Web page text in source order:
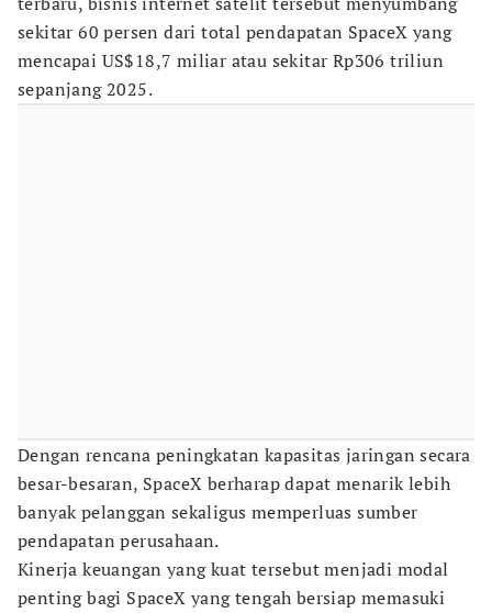
sekitar 60 persen dari total pendapatan SpaceX yang
mencapai US$18,7 miliar atau sekitar Rp306 triliun
sepanjang 2025.
Dengan rencana peningkatan kapasitas jaringan secara
besar-besaran, SpaceX berharap dapat menarik lebih
banyak pelanggan sekaligus memperluas sumber
pendapatan perusahaan.
Kinerja keuangan yang kuat tersebut menjadi modal
penting bagi SpaceX yang tengah bersiap memasuki